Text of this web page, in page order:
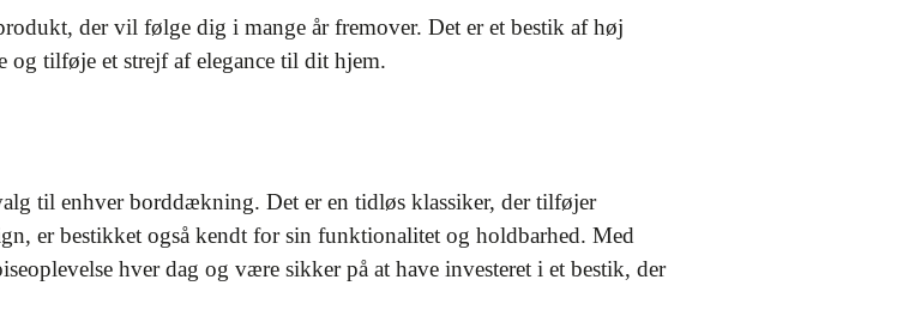
der vil følge dig i mange år fremover. Det er et bestik af høj
og tilføje et strejf af elegance til dit hjem.
til enhver borddækning. Det er en tidløs klassiker, der tilføjer
er bestikket også kendt for sin funktionalitet og holdbarhed. Med
hver dag og være sikker på at have investeret i et bestik, der